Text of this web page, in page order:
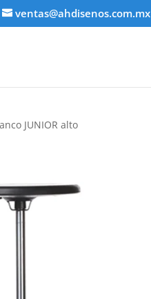
ventas@ahdisenos.com.mx
JUNIOR alto